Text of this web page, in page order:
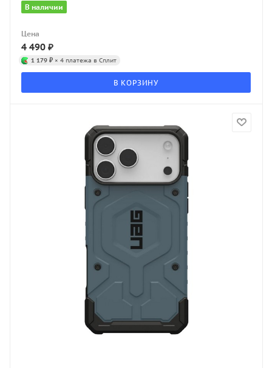
В наличии
Цена
4 490 ₽
1 179 ₽ × 4 платежа в Сплит
В КОРЗИНУ